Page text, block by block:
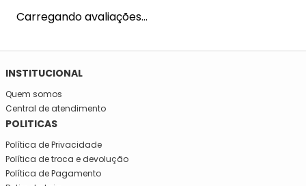
Carregando avaliações…
SE INSCREVA NA NOSSA NEWSLETTER!
Fique por dentro e seja informado em primeira mão de todas
as novidades da Mega São José!